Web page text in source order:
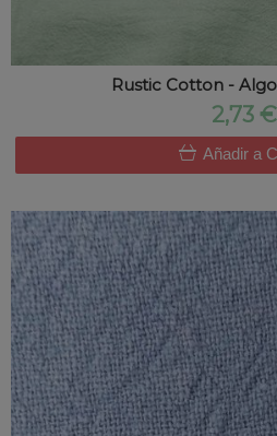
Rustic Cotton -
2,73 €
Añadir a